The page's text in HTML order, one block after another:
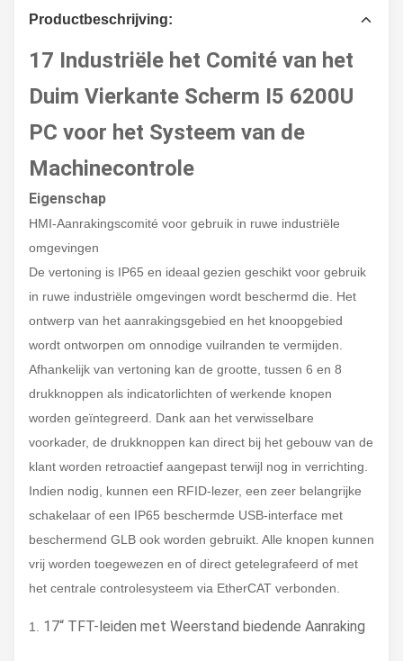
Productbeschrijving:
17 Industriële het Comité van het
Duim Vierkante Scherm I5 6200U
PC voor het Systeem van de
Machinecontrole
Eigenschap
HMI-Aanrakingscomité voor gebruik in ruwe industriële
omgevingen
De vertoning is IP65 en ideaal gezien geschikt voor gebruik
in ruwe industriële omgevingen wordt beschermd die. Het
ontwerp van het aanrakingsgebied en het knoopgebied
wordt ontworpen om onnodige vuilranden te vermijden.
Afhankelijk van vertoning kan de grootte, tussen 6 en 8
drukknoppen als indicatorlichten of werkende knopen
worden geïntegreerd. Dank aan het verwisselbare
voorkader, de drukknoppen kan direct bij het gebouw van de
klant worden retroactief aangepast terwijl nog in verrichting.
Indien nodig, kunnen een RFID-lezer, een zeer belangrijke
schakelaar of een IP65 beschermde USB-interface met
beschermend GLB ook worden gebruikt. Alle knopen kunnen
vrij worden toegewezen en of direct getelegrafeerd of met
het centrale controlesysteem via EtherCAT verbonden.
1. 17“ TFT-leiden met Weerstand biedende Aanraking